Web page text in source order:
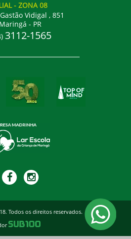
- ZONA 08
Vidigal , 851
Maringá - PR
3112-1565
Todos os direitos reservados.